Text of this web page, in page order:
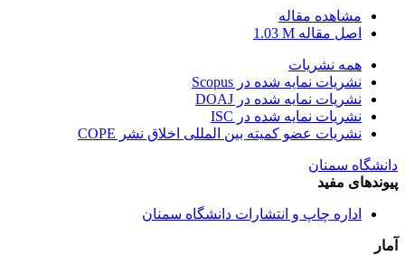
مشاهده مقاله
اصل مقاله 1.03 M
همه نشریات
نشریات نمایه شده در Scopus
نشریات نمایه شده در DOAJ
نشریات نمایه شده در ISC
نشریات عضو کمیته بین المللی اخلاق نشر COPE
دانشگاه سمنان
پیوندهای مفید
اداره چاپ و انتشارات دانشگاه سمنان
آمار